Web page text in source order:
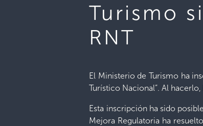
Turismo
RNT
El Ministerio de Turismo ha
Turístico Nacional”. Al
Esta inscripción ha sido
Mejora Regulatoria ha